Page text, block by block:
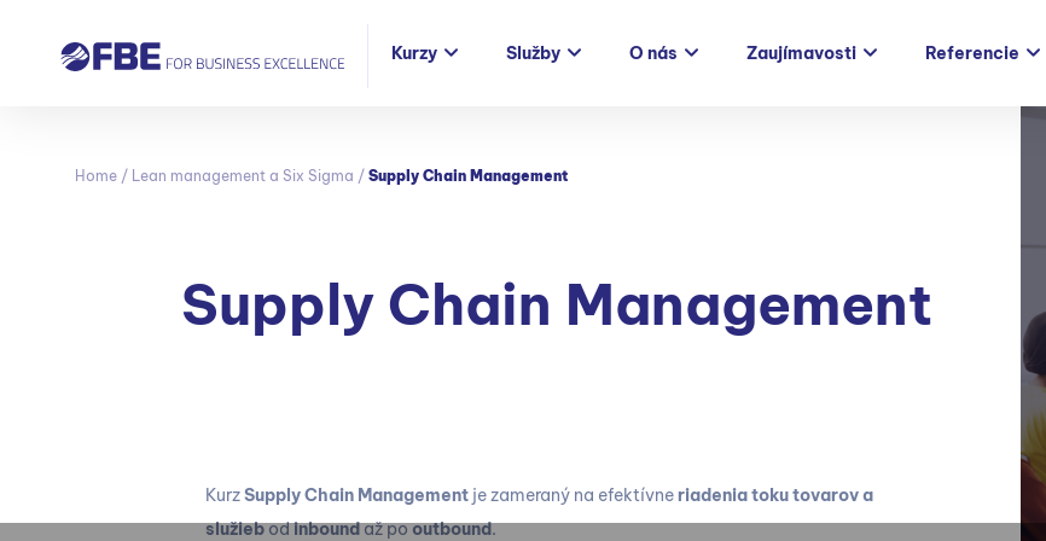
Kurzy Služby O nás Zaujímavosti Referencie
Home / Lean management a Six Sigma / Supply Chain Management
Supply Chain Management
KurzSupply Chain Managementje zameraný na efektívneriadenia toku tovarov a
služiebodinboundaž pooutbound.